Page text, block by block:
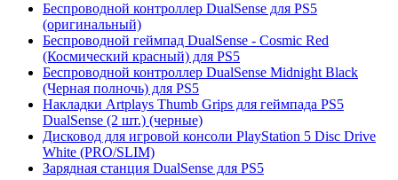
Беспроводной контроллер DualSense для PS5
(оригинальный)
Беспроводной геймпад DualSense - Cosmic Red
(Космический красный) для PS5
Беспроводной контроллер DualSense Midnight Black
(Черная полночь) для PS5
Накладки Artplays Thumb Grips для геймпада PS5
DualSense (2 шт.) (черные)
Дисковод для игровой консоли PlayStation 5 Disc Drive
White (PRO/SLIM)
Зарядная станция DualSense для PS5